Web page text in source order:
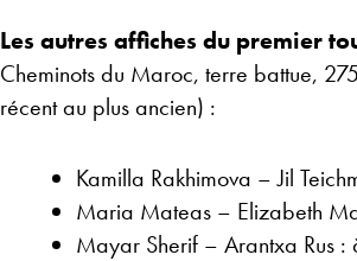
Les autres affiches du premier
Cheminots du Maroc, terre battue,
récent au plus ancien) :
Kamilla Rakhimova – Jil
Maria Mateas – Elizabeth
Mayar Sherif – Arantxa Rus :